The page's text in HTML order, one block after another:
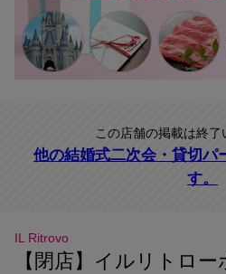
この店舗の掲載は終了
他の結婚式二次会・貸切パ
す。
IL Ritrovo
【閉店】イルリトロー